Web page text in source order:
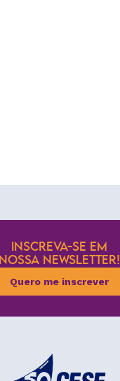
INSCREVA-SE EM
NOSSA NEWSLETTER!
Quero me inscrever